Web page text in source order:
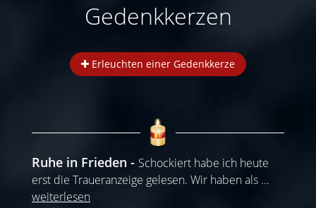
Gedenkkerzen
Erleuchten einer Gedenkkerze
Ruhe in Frieden
Schockiert habe ich heute
erst die Traueranzeige gelesen. Wir haben als ...
weiterlesen